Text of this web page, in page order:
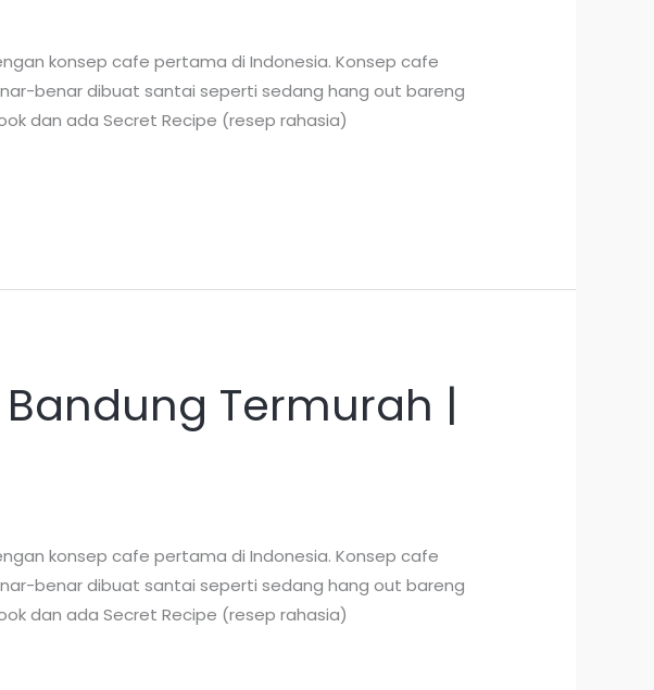
konsep cafe pertama di Indonesia. Konsep cafe
benar dibuat santai seperti sedang hang out bareng
dan ada Secret Recipe (resep rahasia)
Termurah |
konsep cafe pertama di Indonesia. Konsep cafe
benar dibuat santai seperti sedang hang out bareng
dan ada Secret Recipe (resep rahasia)